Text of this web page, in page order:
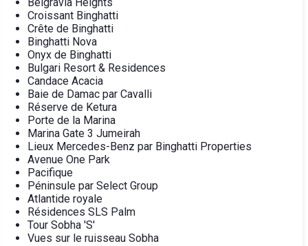
Croissant Binghatti
Crête de Binghatti
Binghatti Nova
Onyx de Binghatti
Bulgari Resort & Residences
Candace Acacia
Baie de Damac par Cavalli
Réserve de Ketura
Porte de la Marina
Marina Gate 3 Jumeirah
Lieux Mercedes-Benz par Binghatti Properties
Avenue One Park
Pacifique
Péninsule par Select Group
Atlantide royale
Résidences SLS Palm
Tour Sobha 'S'
Vues sur le ruisseau Sobha